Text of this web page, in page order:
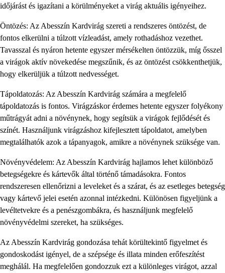
időjárást és igazítani a körülményeket a virág aktuális igényeihez.
Öntözés: Az Abesszín Kardvirág szereti a rendszeres öntözést, de
fontos elkerülni a túlzott vízleadást, amely rothadáshoz vezethet.
Tavasszal és nyáron hetente egyszer mérsékelten öntözzük, míg ősszel
a virágok aktív növekedése megszűnik, és az öntözést csökkenthetjük,
hogy elkerüljük a túlzott nedvességet.
Tápoldatozás: Az Abesszín Kardvirág számára a megfelelő
tápoldatozás is fontos. Virágzáskor érdemes hetente egyszer folyékony
műtrágyát adni a növénynek, hogy segítsük a virágok fejlődését és
színét. Használjunk virágzáshoz kifejlesztett tápoldatot, amelyben
megtalálhatók azok a tápanyagok, amikre a növénynek szüksége van.
Növényvédelem: Az Abesszín Kardvirág hajlamos lehet különböző
betegségekre és kártevők által történő támadásokra. Fontos
rendszeresen ellenőrizni a leveleket és a szárat, és az esetleges betegség
vagy kártevő jelei esetén azonnal intézkedni. Különösen figyeljünk a
levéltetvekre és a penészgombákra, és használjunk megfelelő
növényvédelmi szereket, ha szükséges.
Az Abesszín Kardvirág gondozása tehát körültekintő figyelmet és
gondoskodást igényel, de a szépsége és illata minden erőfeszítést
meghálál. Ha megfelelően gondozzuk ezt a különleges virágot, azzal